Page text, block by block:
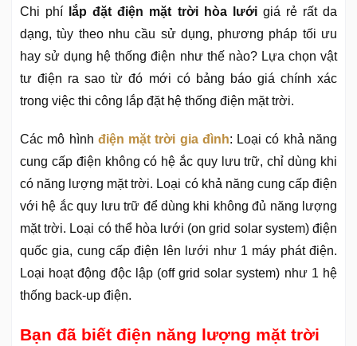
Chi phí lắp đặt điện mặt trời hòa lướigiá rẻ rất da
dạng, tùy theo nhu cầu sử dụng, phương pháp tối ưu
hay sử dụng hệ thống điện như thế nào? Lựa chọn vật
tư điện ra sao từ đó mới có bảng báo giá chính xác
trong việc thi công lắp đặt hệ thống điện mặt trời.
Các mô hình điện mặt trời gia đình: Loại có khả năng
cung cấp điện không có hệ ắc quy lưu trữ, chỉ dùng khi
có năng lượng mặt trời. Loại có khả năng cung cấp điện
với hệ ắc quy lưu trữ để dùng khi không đủ năng lượng
mặt trời. Loại có thể hòa lưới (on grid solar system) điện
quốc gia, cung cấp điện lên lưới như 1 máy phát điện.
Loại hoạt động độc lập (off grid solar system) như 1 hệ
thống back-up điện.
Bạn đã biết điện năng lượng mặt trời